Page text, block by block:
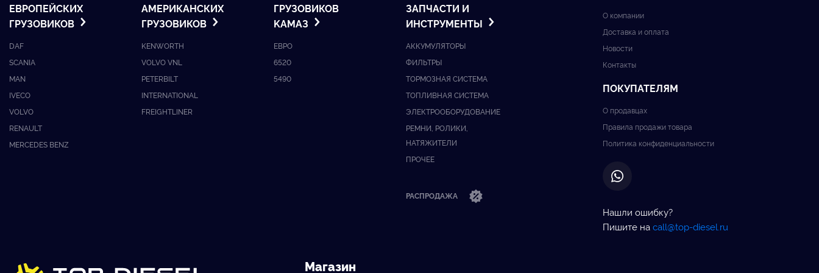
ЕВРОПЕЙСКИХ
ГРУЗОВИКОВ
DAF
SCANIA
MAN
IVECO
VOLVO
RENAULT
MERCEDES BENZ
АМЕРИКАНСКИХ
ГРУЗОВИКОВ
KENWORTH
VOLVO VNL
PETERBILT
INTERNATIONAL
FREIGHTLINER
ГРУЗОВИКОВ
KАМАЗ
ЕВРО
6520
5490
ЗАПЧАСТИ И
ИНСТРУМЕНТЫ
АККУМУЛЯТОРЫ
ФИЛЬТРЫ
ТОРМОЗНАЯ СИСТЕМА
ТОПЛИВНАЯ СИСТЕМА
ЭЛЕКТРООБОРУДОВАНИЕ
РЕМНИ, РОЛИКИ,
НАТЯЖИТЕЛИ
ПРОЧЕЕ
РАСПРОДАЖА
О компании
Доставка и оплата
Новости
Контакты
ПОКУПАТЕЛЯМ
О продавцах
Правила продажи товара
Политика конфиденциальности
Нашли ошибку?
Пишите наcall@top-diesel.ru
Магазин